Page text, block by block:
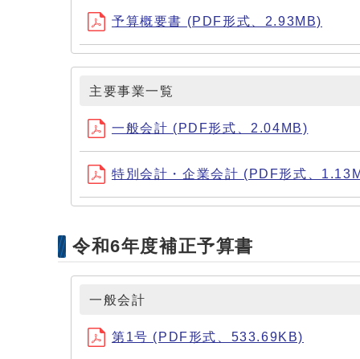
予算概要書 (PDF形式、2.93MB)
主要事業一覧
一般会計 (PDF形式、2.04MB)
特別会計・企業会計 (PDF形式、
令和6年度補正予算書
一般会計
第1号 (PDF形式、533.69KB)